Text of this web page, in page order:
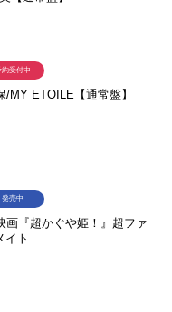
/MY ETOILE【通常盤】
約受付中
画『超かぐや姫！』超ファ
イト
発売中